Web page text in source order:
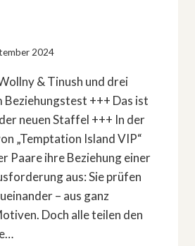
2024
& Tinush und drei
Beziehungstest +++ Das ist
neuen Staffel +++ In der
„Temptation Island VIP“
Paare ihre Beziehung einer
aus: Sie prüfen
– aus ganz
Doch alle teilen den